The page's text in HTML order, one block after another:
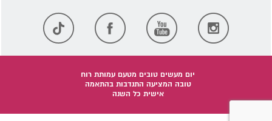
יום מעשים טובים מטעם עמותת רוח
טובה המציעה התנדבות בהתאמה
אישית כל השנה